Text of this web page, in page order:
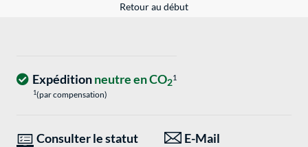
Retour au début
Expéditionneutre en CO21
1(par compensation)
Consulter le statut
E-Mail